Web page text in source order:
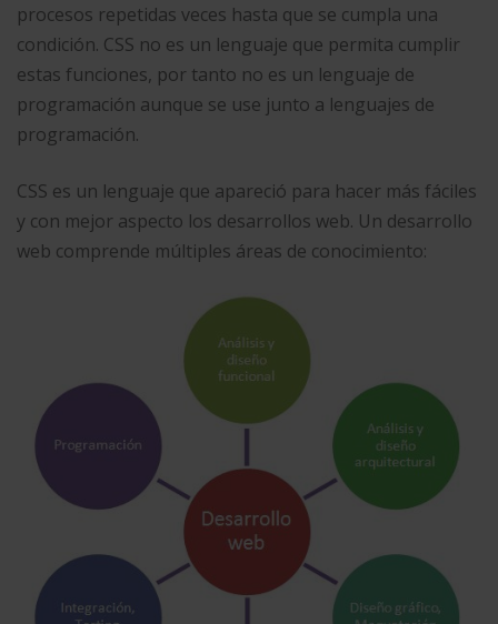
procesos repetidas veces hasta que se cumpla una
condición. CSS no es un lenguaje que permita cumplir
estas funciones, por tanto no es un lenguaje de
programación aunque se use junto a lenguajes de
programación.
CSS es un lenguaje que apareció para hacer más fáciles
y con mejor aspecto los desarrollos web. Un desarrollo
web comprende múltiples áreas de conocimiento: